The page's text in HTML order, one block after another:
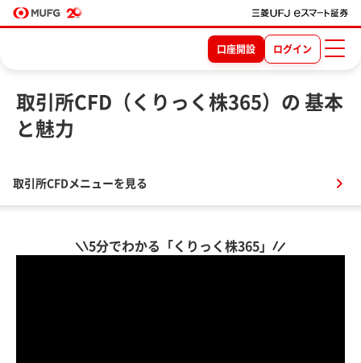
口座開設 ログイン
取引所CFD（くりっく株365）の 基本
と魅力
5分でわかる「くりっく株365」
取引所CFDメニューを見る